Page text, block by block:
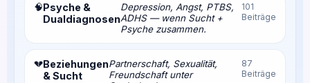
🧠Psyche &
Dualdiagnosen
Depression, Angst, PTBS,
ADHS — wenn Sucht +
Psyche zusammen.
101
Beiträge
💔Beziehungen
& Sucht
Partnerschaft, Sexualität,
Freundschaft unter
87
Beiträge